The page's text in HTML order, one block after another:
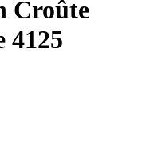
Croûte
4125